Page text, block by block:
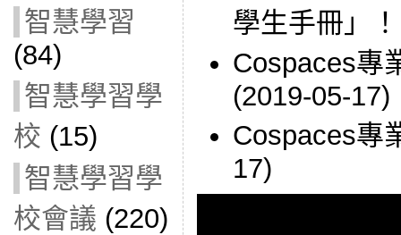
智慧學習
(84)
智慧學習學
校 (15)
智慧學習學
校會議 (220)
學生手冊」
Cospaces專
(2019-05-17)
Cospaces專
17)